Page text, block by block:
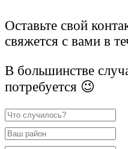
Оставьте свой
свяжется с вами в
В большинстве
потребуется 😉